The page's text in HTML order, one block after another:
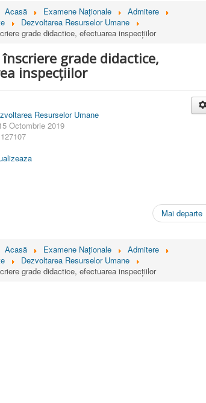
Acasă Examene Naționale
Admitere
Dezvoltarea Resurselor Umane
grade didactice, efectuarea inspecțiilor
înscriere grade didactice,
inspecțiilor
Resurselor Umane
Octombrie 2019
Mai departe
Acasă Examene Naționale
Admitere
Dezvoltarea Resurselor Umane
grade didactice, efectuarea inspecțiilor